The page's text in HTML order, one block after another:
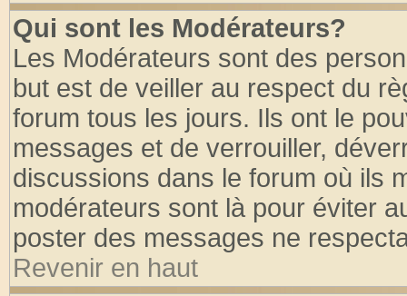
Qui sont les Modérateurs?
Les Modérateurs sont des
but est de veiller au respect du
forum tous les jours. Ils ont le
messages et de verrouiller,
discussions dans le forum où ils
modérateurs sont là pour éviter
poster des messages ne
Revenir en haut